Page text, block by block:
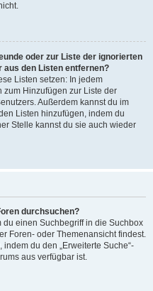
oder zur Liste der ignorierten
aus den Listen entfernen?
Listen setzen: In jedem
zum Hinzufügen zur Liste der
Außerdem kannst du im
Listen hinzufügen, indem du
Stelle kannst du sie auch wieder
durchsuchen?
einen Suchbegriff in die Suchbox
Foren- oder Themenansicht findest.
du den „Erweiterte Suche“-
aus verfügbar ist.